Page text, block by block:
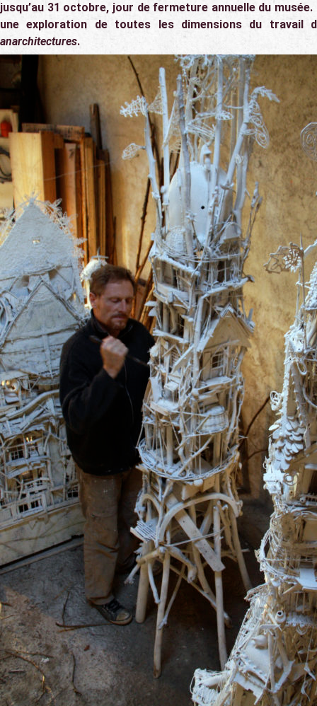
jusqu’au 31 octobre, jour de fermeture annuelle du
une exploration de toutes les dimensions du travail
anarchitectures.